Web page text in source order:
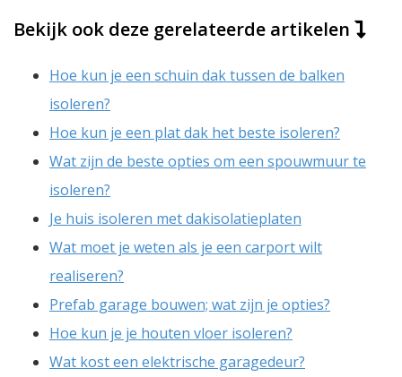
Bekijk ook deze gerelateerde artikelen
Hoe kun je een schuin dak tussen de balken
isoleren?
Hoe kun je een plat dak het beste isoleren?
Wat zijn de beste opties om een spouwmuur te
isoleren?
Je huis isoleren met dakisolatieplaten
Wat moet je weten als je een carport wilt
realiseren?
Prefab garage bouwen; wat zijn je opties?
Hoe kun je je houten vloer isoleren?
Wat kost een elektrische garagedeur?